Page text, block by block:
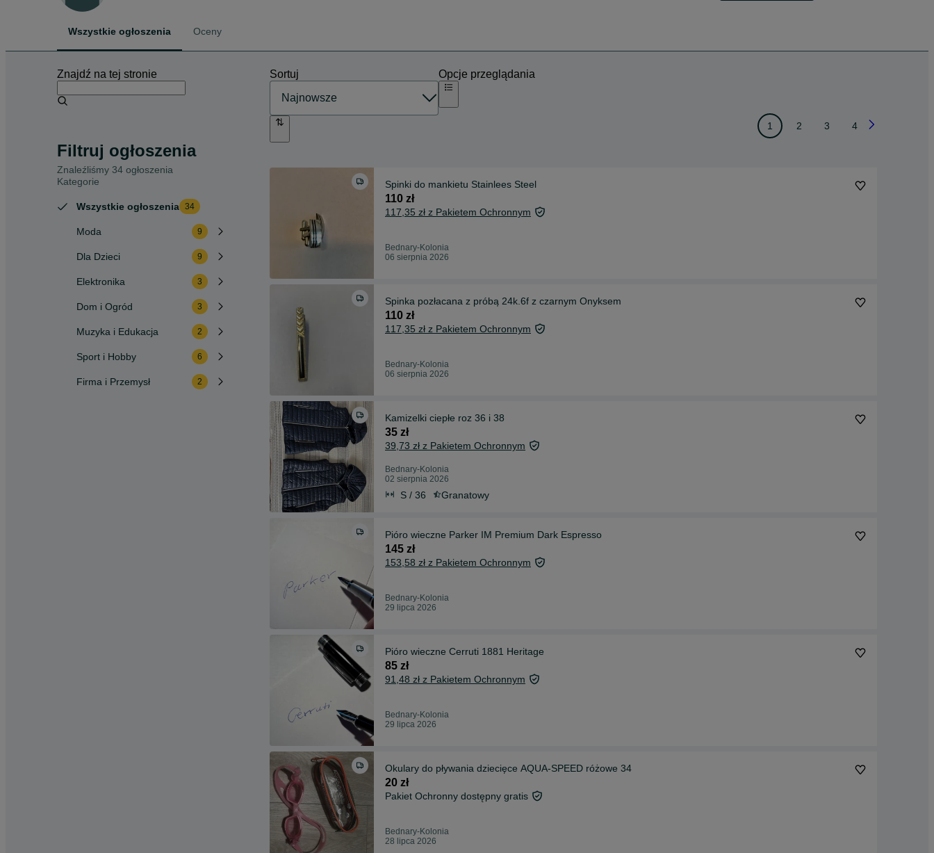
Wszystkie ogłoszenia Oceny
Znajdź na tej stronie
Filtruj ogłoszenia
Znaleźliśmy 34 ogłoszenia
Kategorie
Wszystkie ogłoszenia 34
Moda 9
Dla Dzieci 9
Elektronika 3
Dom i Ogród 3
Muzyka i Edukacja 2
Sport i Hobby 6
Firma i Przemysł 2
Sortuj Opcje przeglądania
1 2 3 4
Spinki do mankietu Stainlees Steel
110 zł
117,35 zł z Pakietem Ochronnym
Bednary-Kolonia
06 sierpnia 2026
Spinka pozłacana z próbą 24k.6f z czarnym Onyksem
110 zł
117,35 zł z Pakietem Ochronnym
Bednary-Kolonia
06 sierpnia 2026
Kamizelki ciepłe roz 36 i 38
35 zł
39,73 zł z Pakietem Ochronnym
Bednary-Kolonia
02 sierpnia 2026
S / 36 Granatowy
Pióro wieczne Parker IM Premium Dark Espresso
145 zł
153,58 zł z Pakietem Ochronnym
Bednary-Kolonia
29 lipca 2026
Pióro wieczne Cerruti 1881 Heritage
85 zł
91,48 zł z Pakietem Ochronnym
Bednary-Kolonia
29 lipca 2026
Okulary do pływania dziecięce AQUA-SPEED różowe 34
20 zł
Pakiet Ochronny dostępny gratis
Bednary-Kolonia
28 lipca 2026